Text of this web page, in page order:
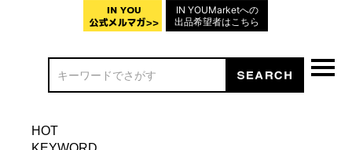
IN YOUMarketへの
出品希望者はこちら
HOT